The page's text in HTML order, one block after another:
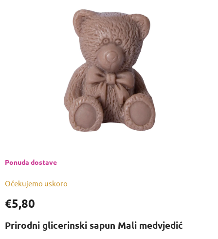
0,0
zvjezdica.
€5,80
Izmjeri
cijenu:
Očekujemo uskoro
Ponuda dostave
Prirodni glicerinski sapun Mali medvjedić